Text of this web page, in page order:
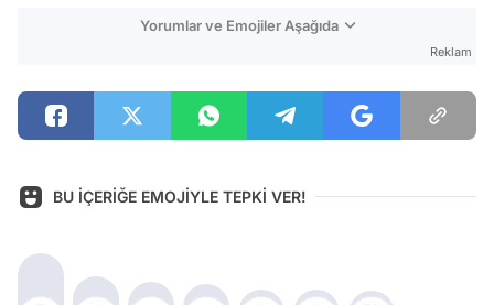
Yorumlar ve Emojiler Aşağıda
Reklam
BU İÇERİĞE EMOJİYLE TEPKİ VER!